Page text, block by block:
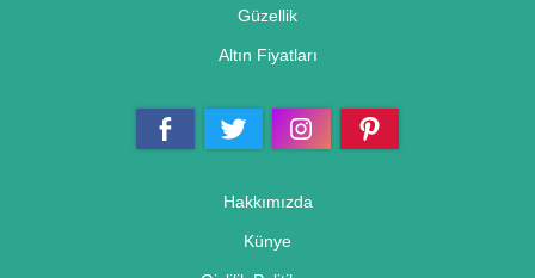
Güzellik
Altın Fiyatları
Hakkımızda
Künye